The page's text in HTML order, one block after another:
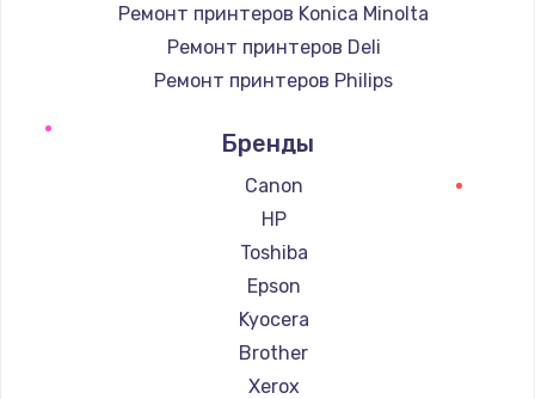
Ремонт принтеров Konica Minolta
Ремонт принтеров Deli
Ремонт принтеров Philips
Ремонт принтеров Kodak
Ремонт принтеров Lexmark
Ремонт принтеров Sharp
Ремонт принтеров TSC
Ремонт принтеров Fujitsu
Ремонт принтеров Godex
Бренды
Canon
HP
Toshiba
Epson
Kyocera
Brother
Xerox